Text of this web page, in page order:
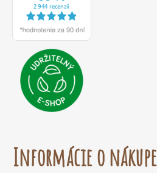
Informácie o nákupe